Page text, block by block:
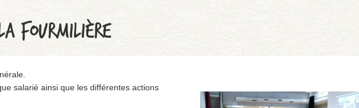
FOURMILIÈRE
salarié ainsi que les différentes actions